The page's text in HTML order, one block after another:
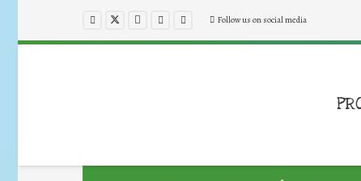
Follow us on social media